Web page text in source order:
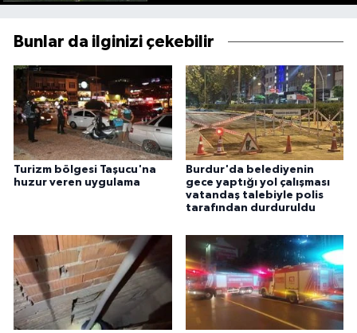
Bunlar da ilginizi çekebilir
Turizm bölgesi Taşucu'na
huzur veren uygulama
Burdur'da belediyenin
gece yaptığı yol çalışması
vatandaş talebiyle polis
tarafından durduruldu